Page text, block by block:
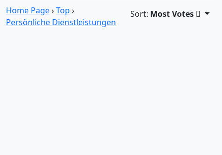
Home Page›Top ›
Persönliche Dienstleistungen
Sort: Most Votes